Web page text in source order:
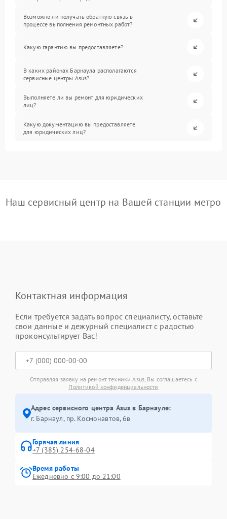
Возможно ли получать обратную связь в
процессе выполнения ремонтных работ?
Какую гарантию вы предоставляете?
В каких районах Барнаула располагаются
сервисные центры Asus?
Выполняете ли вы ремонт для юридических
лиц?
Какую документацию вы предоставляете
для юридических лиц?
Наш сервисный центр на Вашей станции метро
Контактная информация
Если требуется задать вопрос специалисту, оставьте
свои данные и дежурный специалист с радостью
проконсультирует Вас!
Отправляя заявку на ремонт техники Asus, Вы соглашаетесь с
Политикой конфиденциальности
Адрес сервисного центра Asus в Барнауле:
г. Барнаул, ​пр. Космонавтов, 6в
Горячая линия
+7 (385) 254-68-04
Время работы
Ежедневно с 9:00 до 21:00